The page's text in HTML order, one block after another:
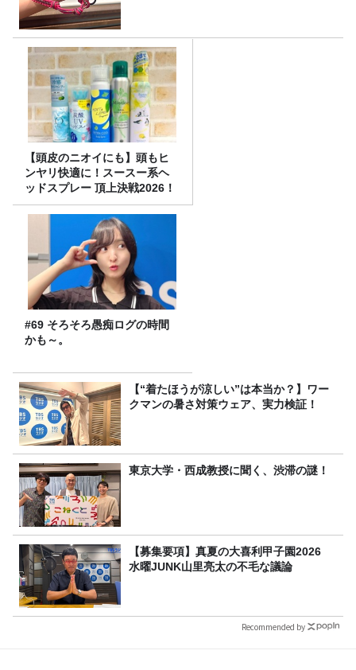
【頭皮のニオイにも】頭もヒ
ンヤリ快適に！スースー系ヘ
ッドスプレー 頂上決戦2026！
#69 そろそろ愚痴ログの時間
かも～。
【“着たほうが涼しい”は本当か？】ワー
クマンの暑さ対策ウェア、実力検証！
東京大学・西成教授に聞く、渋滞の謎！
【募集要項】真夏の大喜利甲子園2026
水曜JUNK山里亮太の不毛な議論
Recommended by